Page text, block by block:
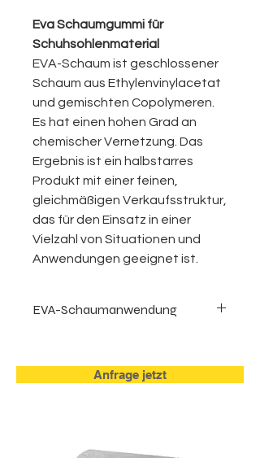
Eva Schaumgummi für
Schuhsohlenmaterial
EVA-Schaum ist geschlossener
Schaum aus Ethylenvinylacetat
und gemischten Copolymeren.
Es hat einen hohen Grad an
chemischer Vernetzung. Das
Ergebnis ist ein halbstarres
Produkt mit einer feinen,
gleichmäßigen Verkaufsstruktur,
das für den Einsatz in einer
Vielzahl von Situationen und
Anwendungen geeignet ist.
EVA-Schaumanwendung
Arbeitsplatzmatte
Anfrage jetzt